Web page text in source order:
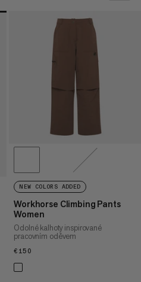
DOPORUČENÍ
OD NEJNIŽŠÍ PO NEJVYŠŠÍ
OD NEJVYŠŠÍ PO NEJNIŽŠÍ
NEW COLORS ADDED
Workhorse Climbing Pants
Women
Odolné kalhoty inspirované
pracovním oděvem
€150